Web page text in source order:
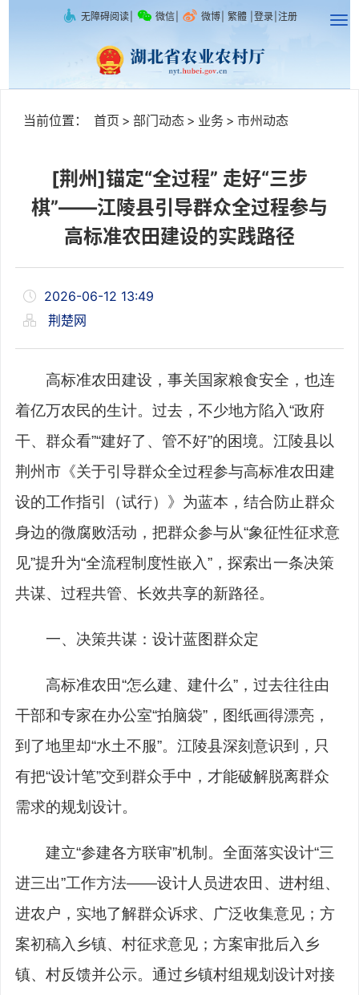
无障碍阅读 微信 微博 繁體 登录 注册
当前位置： 首页 > 部门动态 > 业务 > 市州动态
[荆州]锚定“全过程” 走好“三步
棋”——江陵县引导群众全过程参与
高标准农田建设的实践路径
2026-06-12 13:49
荆楚网
高标准农田建设，事关国家粮食安全，也连
着亿万农民的生计。过去，不少地方陷入“政府
干、群众看”“建好了、管不好”的困境。江陵县以
荆州市《关于引导群众全过程参与高标准农田建
设的工作指引（试行）》为蓝本，结合防止群众
身边的微腐败活动，把群众参与从“象征性征求意
见”提升为“全流程制度性嵌入”，探索出一条决策
共谋、过程共管、长效共享的新路径。
一、决策共谋：设计蓝图群众定
高标准农田“怎么建、建什么”，过去往往由
干部和专家在办公室“拍脑袋”，图纸画得漂亮，
到了地里却“水土不服”。江陵县深刻意识到，只
有把“设计笔”交到群众手中，才能破解脱离群众
需求的规划设计。
建立“参建各方联审”机制。全面落实设计“三
进三出”工作方法——设计人员进农田、进村组、
进农户，实地了解群众诉求、广泛收集意见；方
案初稿入乡镇、村征求意见；方案审批后入乡
镇、村反馈并公示。通过乡镇村组规划设计对接